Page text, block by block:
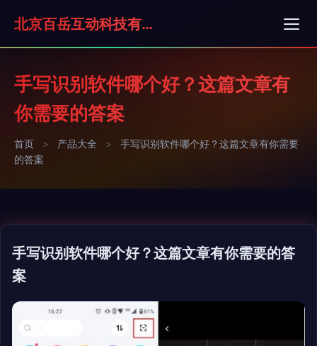
北京百岳互动科技有限公司
手写识别软件哪个好？这篇文章有
你需要的答案
首页 > 产品大全 >
手写识别软件哪个好？这篇文章有你需要
的答案
手写识别软件哪个好？这篇文章有你需要的答
案